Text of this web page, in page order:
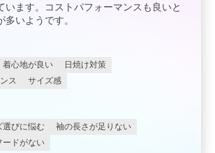
います。コストパフォーマンスも良いと
いようです。
着心地が良い
日焼け対策
ス
サイズ感
選びに悩む
袖の長さが足りない
ードがない